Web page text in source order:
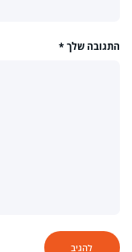
התגובה שלך *